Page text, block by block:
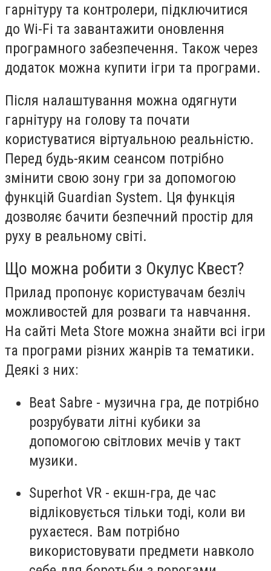
гарнітуру та контролери, підключитися
до Wi-Fi та завантажити оновлення
програмного забезпечення. Також через
додаток можна купити ігри та програми.
Після налаштування можна одягнути
гарнітуру на голову та почати
користуватися віртуальною реальністю.
Перед будь-яким сеансом потрібно
змінити свою зону гри за допомогою
функцій Guardian System. Ця функція
дозволяє бачити безпечний простір для
руху в реальному світі.
Що можна робити з Окулус Квест?
Прилад пропонує користувачам безліч
можливостей для розваги та навчання.
На сайті Meta Store можна знайти всі ігри
та програми різних жанрів та тематики.
Деякі з них:
Beat Sabre - музична гра, де потрібно
розрубувати літні кубики за
допомогою світлових мечів у такт
музики.
Superhot VR - екшн-гра, де час
відліковується тільки тоді, коли ви
рухаєтеся. Вам потрібно
використовувати предмети навколо